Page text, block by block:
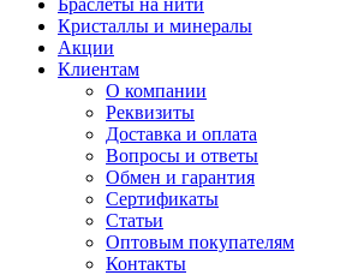
Браслеты на нити
Кристаллы и минералы
Акции
Клиентам
О компании
Реквизиты
Доставка и оплата
Вопросы и ответы
Обмен и гарантия
Сертификаты
Статьи
Оптовым покупателям
Контакты